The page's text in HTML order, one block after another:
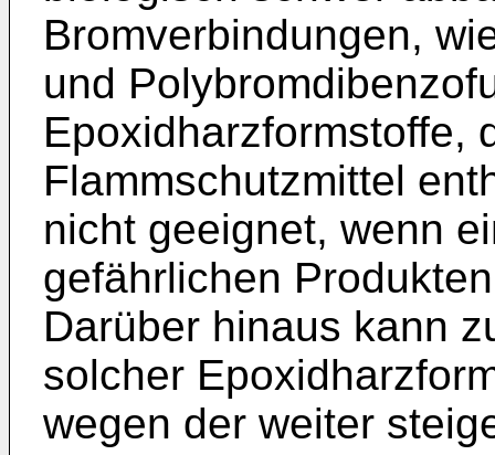
Bromverbindungen,
und
Epoxidharzformstoffe,
Flammschutzmittel
nicht geeignet, wenn
gefährlichen
Darüber hinaus kann
solcher
wegen der weiter